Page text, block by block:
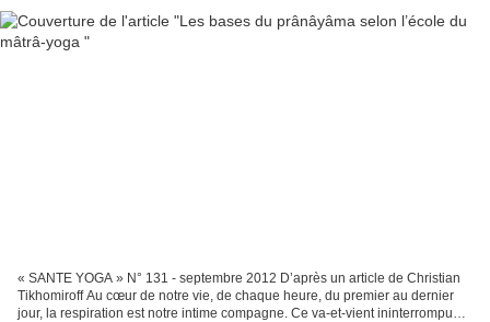
« SANTE YOGA » N° 131 - septembre 2012 D’après un article de Christian
Tikhomiroff Au cœur de notre vie, de chaque heure, du premier au dernier
jour, la respiration est notre intime compagne. Ce va-et-vient ininterrompu